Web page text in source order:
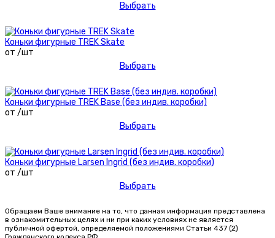
Выбрать
Коньки фигурные TREK Skate
от /шт
Выбрать
Коньки фигурные TREK Base (без индив. коробки)
от /шт
Выбрать
Коньки фигурные Larsen Ingrid (без индив. коробки)
от /шт
Выбрать
Обращаем Ваше внимание на то, что данная информация представлена
в ознакомительных целях и ни при каких условиях не является
публичной офертой, определяемой положениями Статьи 437 (2)